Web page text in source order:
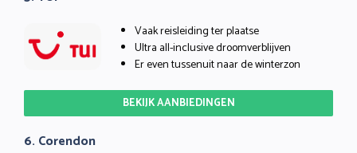
Vaak reisleiding ter plaatse
Ultra all-inclusive droomverblijven
Er even tussenuit naar de winterzon
BEKIJK AANBIEDINGEN
6. Corendon